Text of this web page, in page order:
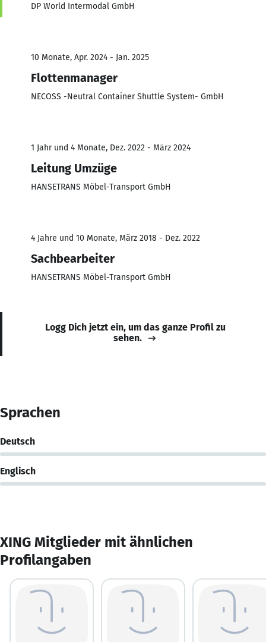
DP World Intermodal GmbH
10 Monate, Apr. 2024 - Jan. 2025
Flottenmanager
NECOSS -Neutral Container Shuttle System- GmbH
1 Jahr und 4 Monate, Dez. 2022 - März 2024
Leitung Umzüge
HANSETRANS Möbel-Transport GmbH
4 Jahre und 10 Monate, März 2018 - Dez. 2022
Sachbearbeiter
HANSETRANS Möbel-Transport GmbH
Logg Dich jetzt ein, um das ganze Profil zu
sehen.
Sprachen
Deutsch
Englisch
XING Mitglieder mit ähnlichen
Profilangaben